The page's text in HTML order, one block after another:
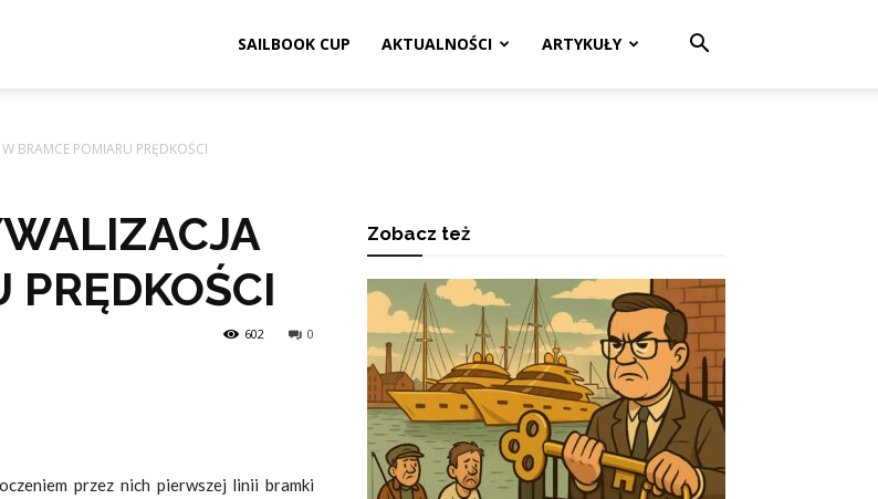
SAILBOOK CUP AKTUALNOŚCI ARTYKUŁY
BRAMCE POMIARU PRĘDKOŚCI
0
602
przez nich pierwszej linii bramki
Zobacz też